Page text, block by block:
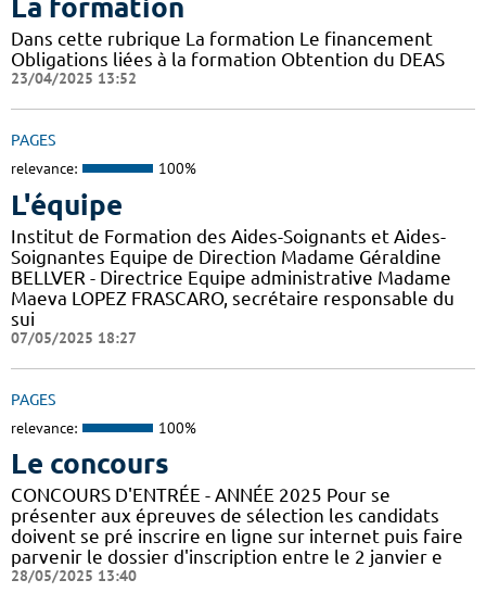
La formation
Dans cette rubrique La formation Le financement
Obligations liées à la formation Obtention du DEAS
23/04/2025 13:52
PAGES
relevance: 100%
L'équipe
Institut de Formation des Aides-Soignants et Aides-
Soignantes Equipe de Direction Madame Géraldine
BELLVER - Directrice Equipe administrative Madame
Maeva LOPEZ FRASCARO, secrétaire responsable du
sui
07/05/2025 18:27
PAGES
relevance: 100%
Le concours
CONCOURS D'ENTRÉE - ANNÉE 2025 Pour se
présenter aux épreuves de sélection les candidats
doivent se pré inscrire en ligne sur internet puis faire
parvenir le dossier d'inscription entre le 2 janvier e
28/05/2025 13:40